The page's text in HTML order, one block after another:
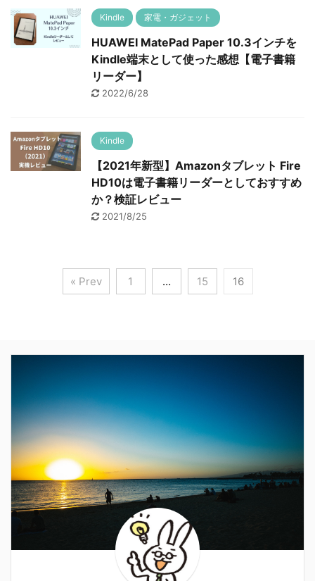
Kindle 家電・ガジェット
HUAWEI MatePad Paper 10.3インチを
Kindle端末として使った感想【電子書籍
リーダー】
2022/6/28
Kindle
【2021年新型】Amazonタブレット Fire
HD10は電子書籍リーダーとしておすすめ
か？検証レビュー
2021/8/25
« Prev 1 … 15 16